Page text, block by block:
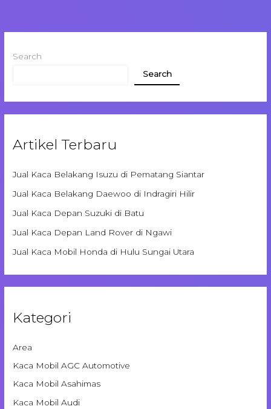
Search
Search
Artikel Terbaru
Jual Kaca Belakang Isuzu di Pematang Siantar
Jual Kaca Belakang Daewoo di Indragiri Hilir
Jual Kaca Depan Suzuki di Batu
Jual Kaca Depan Land Rover di Ngawi
Jual Kaca Mobil Honda di Hulu Sungai Utara
Kategori
Area
Kaca Mobil AGC Automotive
Kaca Mobil Asahimas
Kaca Mobil Audi